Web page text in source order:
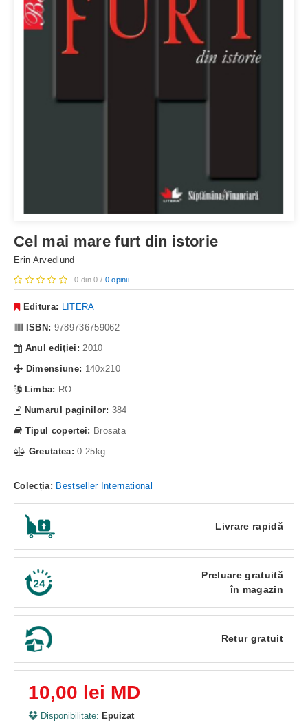
Cel mai mare furt din istorie
Erin Arvedlund
0 din 0 / 0 opinii
Editura: LITERA
ISBN: 9789736759062
Anul ediţiei: 2010
Dimensiune: 140x210
Limba: RO
Numarul paginilor: 384
Tipul copertei: Brosata
Greutatea: 0.25kg
Colecția: Bestseller International
Livrare rapidă
Preluare gratuită
în magazin
Retur gratuit
10,00 lei MD
Disponibilitate: Epuizat